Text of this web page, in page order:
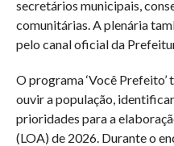
secretários municipais,
comunitárias. A plenária
pelo canal oficial da
O programa ‘Você
ouvir a população,
prioridades para a
(LOA) de 2026. Durante o